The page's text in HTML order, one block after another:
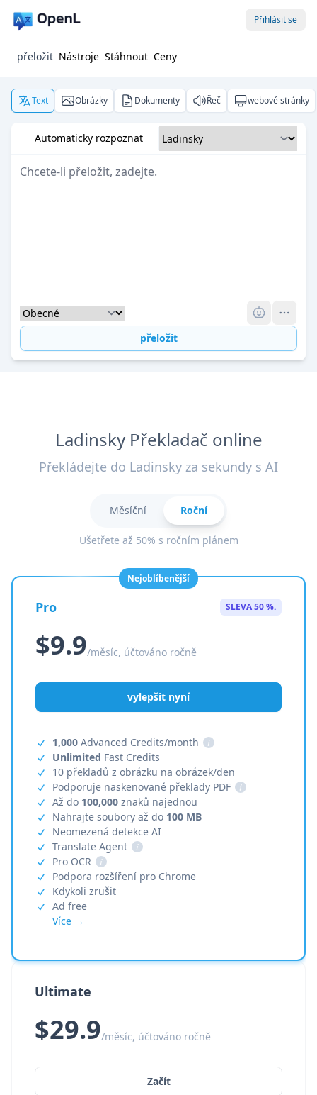
Přihlásit se
přeložit Nástroje Stáhnout Ceny
Text Obrázky Dokumenty Řeč webové stránky
Automaticky rozpoznat
přeložit
Ladinsky Překladač online
Překládejte do Ladinsky za sekundy s AI
Měsíční Roční
Ušetřete až 50% s ročním plánem
Nejoblíbenější
Pro SLEVA 50 %.
$9.9/měsíc, účtováno ročně
vylepšit nyní
1,000 Advanced Credits/month
i
Unlimited Fast Credits
10 překladů z obrázku na obrázek/den
Podporuje naskenované překlady PDF
i
Až do 100,000 znaků najednou
Nahrajte soubory až do 100 MB
Neomezená detekce AI
Translate Agent
i
Pro OCR
i
Podpora rozšíření pro Chrome
Kdykoli zrušit
Ad free
Více →
Ultimate
$29.9/měsíc, účtováno ročně
Začít